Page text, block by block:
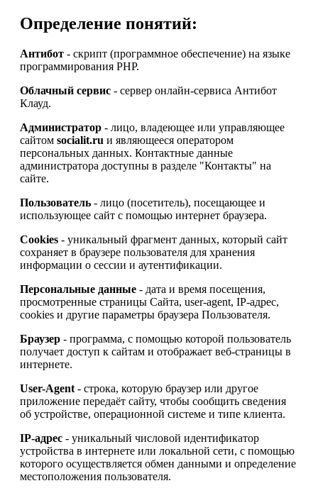
Определение понятий:
Антибот - скрипт (программное обеспечение) на языке
программирования PHP.
Облачный сервис - сервер онлайн-сервиса Антибот
Клауд.
Администратор - лицо, владеющее или управляющее
сайтом socialit.ru и являющееся оператором
персональных данных. Контактные данные
администратора доступны в разделе "Контакты" на
сайте.
Пользователь - лицо (посетитель), посещающее и
использующее сайт с помощью интернет браузера.
Cookies - уникальный фрагмент данных, который сайт
сохраняет в браузере пользователя для хранения
информации о сессии и аутентификации.
Персональные данные - дата и время посещения,
просмотренные страницы Сайта, user-agent, IP-адрес,
cookies и другие параметры браузера Пользователя.
Браузер - программа, с помощью которой пользователь
получает доступ к сайтам и отображает веб-страницы в
интернете.
User-Agent - строка, которую браузер или другое
приложение передаёт сайту, чтобы сообщить сведения
об устройстве, операционной системе и типе клиента.
IP-адрес - уникальный числовой идентификатор
устройства в интернете или локальной сети, с помощью
которого осуществляется обмен данными и определение
местоположения пользователя.